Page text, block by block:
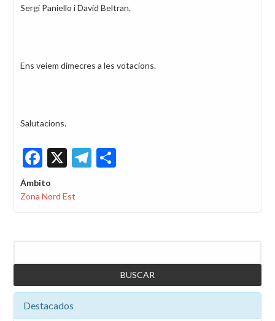
Sergi Paniello i David Beltran.
Ens veiem dimecres a les votacions.
Salutacions.
Facebook
X Telegram
Ámbito
Zona Nord Est
Destacados